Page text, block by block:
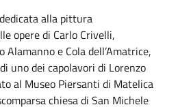
alla pittura
opere di Carlo Crivelli,
e Cola dell’Amatrice,
uno dei capolavori di Lorenzo
al Museo Piersanti di Matelica
chiesa di San Michele